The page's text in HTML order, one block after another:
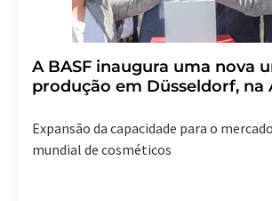
A BASF inaugura uma nova
produção em Düsseldorf, na
Expansão da capacidade para o
mundial de cosméticos